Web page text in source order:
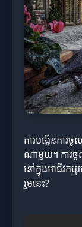
ការបង្កើនការ
ណាមួយ។ ការចូ
នៅក្នុងអាជីវកម្ម
រួមនេះ?